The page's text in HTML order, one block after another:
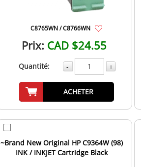
C8765WN / C8766WN
Prix: CAD $24.55
Quantité: - +
ACHETER
~Brand New Original HP C9364W (98)
INK / INKJET Cartridge Black